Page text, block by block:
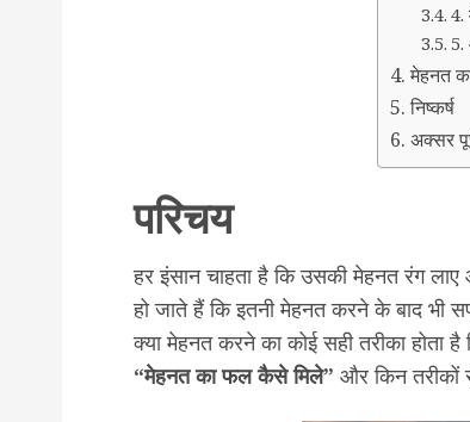
4.
5.
मेहनत
निष्कर्ष
अक्सर
परिचय
हर इंसान चाहता है कि उसकी मेहनत रंग
हो जाते हैं कि इतनी मेहनत करने के बाद भी
क्या मेहनत करने का कोई सही तरीका होता
“मेहनत का फल कैसे मिले” और किन तरीकों